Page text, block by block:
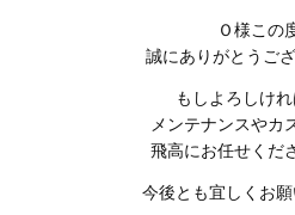
Ｏ様この
誠にありがとうご
もしよろしけ
メンテナンスやカ
飛高にお任せくだ
今後とも宜しくお願